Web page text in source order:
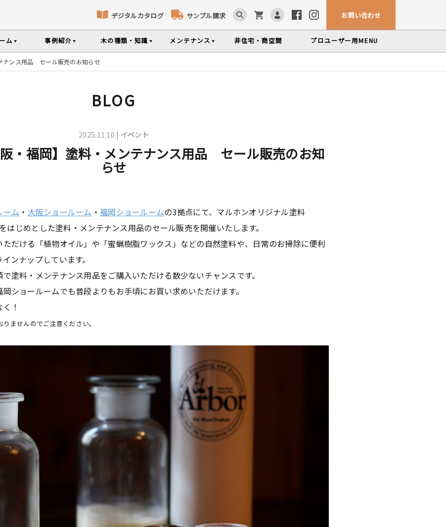
デジタルカタログ サンプル請求 お問い合わせ
床暖房対応フローリング パネリング カウンター・テーブル
製品情報の見方と用語集
ム 事例紹介
樹種から探す
木の種類・知識
コラム「見る木活かす木」
メンテナンス
ト メンテナンスサービス
ーズをお買い求めいただけま
非住宅・商空間 プロユーザー用MENU
ナンス用品 セール販売のお知らせ
BLOG
2025.11.10 | イベント
・福岡】塗料・メンテナンス用品 セール販売のお知
らせ
ーム ・ 大阪ショールーム ・福岡ショールームの3拠点にて、マルホンオリジナル塗料
をはじめとした塗料・メンテナンス用品のセール販売を開催いたします。
だける「植物オイル」や「蜜蝋樹脂ワックス」などの自然塗料や、日常のお掃除に便利
ンナップしています。
塗料・メンテナンス用品をご購入いただける数少ないチャンスです。
ショールームでも普段よりもお手頃にお買い求めいただけます。
！
ませんのでご注意ください。